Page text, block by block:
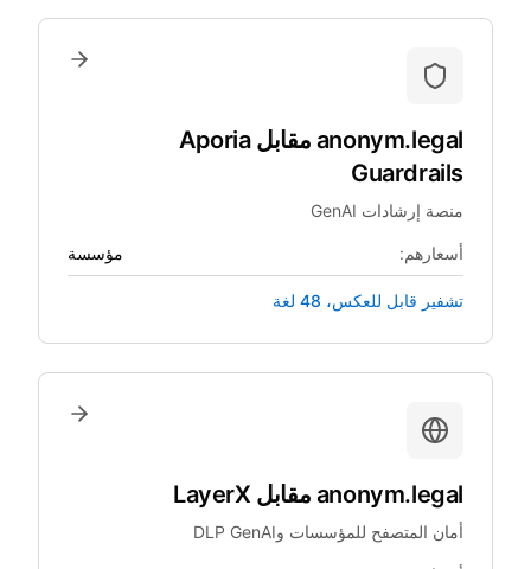
anonym.legal مقابل Aporia
Guardrails
منصة إرشادات GenAI
أسعارهم: مؤسسة
تشفير قابل للعكس، 48 لغة
anonym.legal مقابل LayerX
أمان المتصفح للمؤسسات وDLP GenAI